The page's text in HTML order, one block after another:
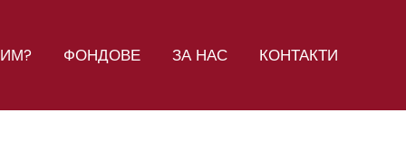
ФОНДОВЕ ЗА НАС КОНТАКТИ